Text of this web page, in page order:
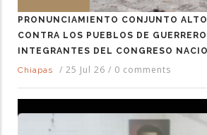
PRONUNCIAMIENTO CONJUNTO
CONTRA LOS PUEBLOS DE
INTEGRANTES DEL CONGRESO
Chiapas
/ 25 Jul 26 / 0 comments